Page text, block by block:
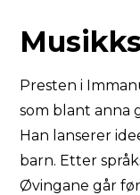
Presten i
som blant anna
Han lanserer
barn. Etter
Øvingane går